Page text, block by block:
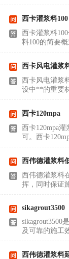
西卡灌浆料100
西卡灌浆料
料100的简要
西卡风电灌浆
西卡风电灌浆
设中**的重要
西卡120mpa
西卡120mpa
可。西卡
西伟德灌浆料
西伟德灌浆料
挥，同时保证
sikagrout3500
sikagrout3500
及可靠的施工
西伟德灌浆料